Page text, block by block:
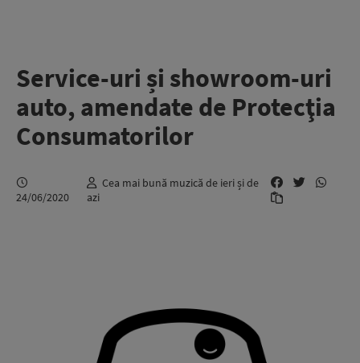
Service-uri și showroom-uri
auto, amendate de Protecţia
Consumatorilor
24/06/2020
Cea mai bună muzică de ieri și de
azi